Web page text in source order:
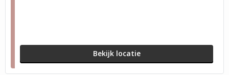
Bekijk locatie